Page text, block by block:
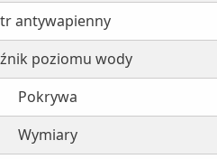
antywapienny
poziomu wody
Pokrywa
Wymiary